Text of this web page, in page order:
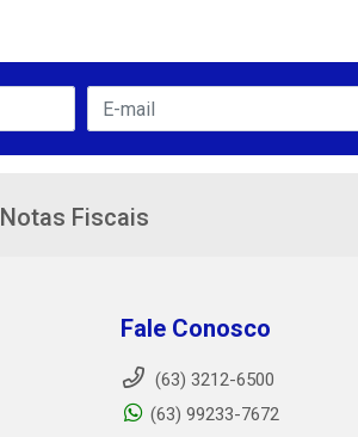
Notas Fiscais
Fale Conosco
(63) 3212-6500
(63) 99233-7672